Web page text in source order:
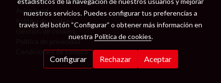
Aviso legal
Política de cookies
Política de privacidad
Condiciones de compra
nuestros servicios. Puedes configurar tus preferencias a
través del botón “Configurar” o obtener más información en
nuestra Política de cookies.
Configurar Rechazar Aceptar